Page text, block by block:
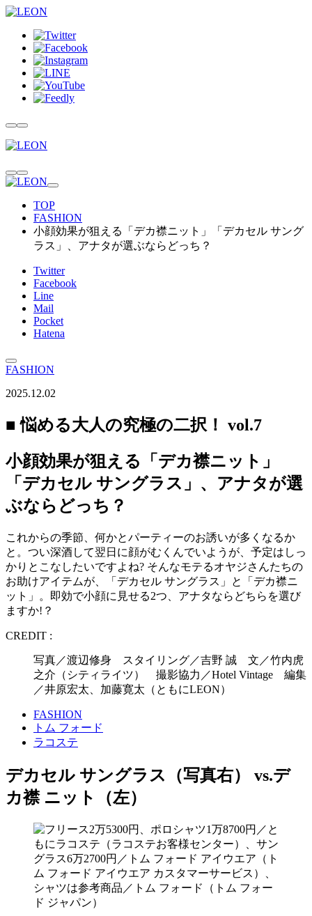
TOP
FASHION
小顔効果が狙える「デカ襟ニット」「デカセル サング
ラス」、アナタが選ぶならどっち？
Twitter
Facebook
Line
Mail
Pocket
Hatena
FASHION
2025.12.02
■ 悩める大人の究極の二択！ vol.7
小顔効果が狙える「デカ襟ニット」
「デカセル サングラス」、アナタが選
ぶならどっち？
これからの季節、何かとパーティーのお誘いが多くなるか
と。つい深酒して翌日に顔がむくんでいようが、予定はしっ
かりとこなしたいですよね? そんなモテるオヤジさんたちの
お助けアイテムが、「デカセル サングラス」と「デカ襟ニ
ット」。即効で小顔に見せる2つ、アナタならどちらを選び
ますか!？
CREDIT :
写真／渡辺修身 スタイリング／吉野 誠 文／竹内虎
之介（シティライツ） 撮影協力／Hotel Vintage 編集
／井原宏太、加藤寛太（ともにLEON）
FASHION
トム フォード
ラコステ
デカセル サングラス（写真右） vs.デ
カ襟 ニット（左）